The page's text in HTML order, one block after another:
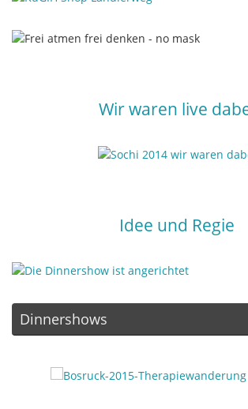
Wir waren live
Idee und Regie
Dinnershows